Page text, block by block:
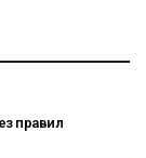
правил